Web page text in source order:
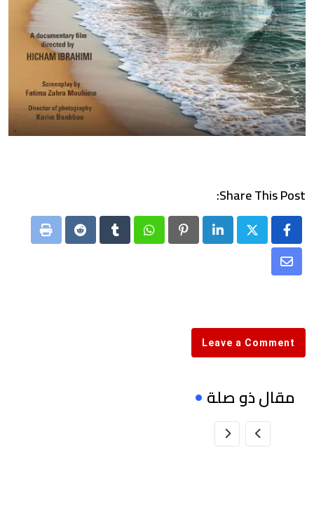
Share This Post:
LinkedIn
Pinterest
Whatsapp
Tumblr
Reddit
Print
Share
Leave a Comment
مقال ذو صلة